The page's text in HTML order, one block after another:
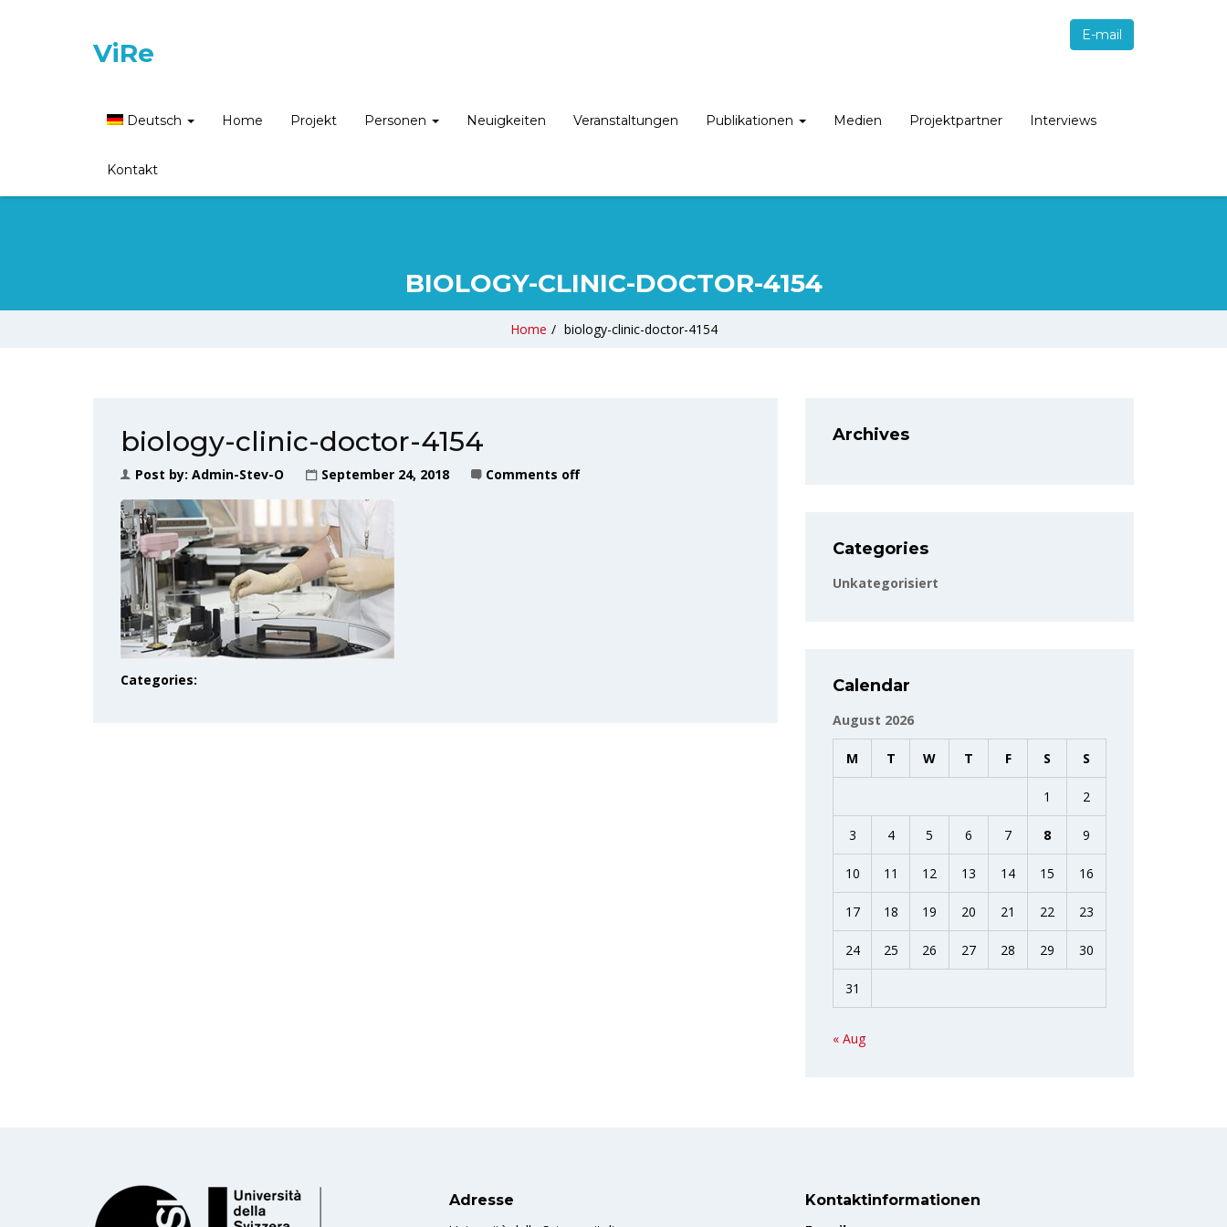
ViRe
E-mail
Deutsch Home Projekt Personen Neuigkeiten Veranstaltungen Publikationen Medien Projektpartner Interviews
Kontakt
BIOLOGY-CLINIC-DOCTOR-4154
Home / biology-clinic-doctor-4154
biology-clinic-doctor-4154
Post by: Admin-Stev-O September 24, 2018 Comments off
Categories:
Archives
Categories
Unkategorisiert
Calendar
August 2026
M T W T F S S
1 2
3 4 5 6 7 8 9
10 11 12 13 14 15 16
17 18 19 20 21 22 23
24 25 26 27 28 29 30
31
« Aug
Adresse
Kontaktinformationen